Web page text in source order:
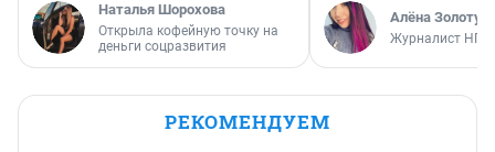
Наталья Шорохова
Открыла кофейную точку на
деньги соцразвития
Алёна
Журналист НГС
РЕКОМЕНДУЕМ